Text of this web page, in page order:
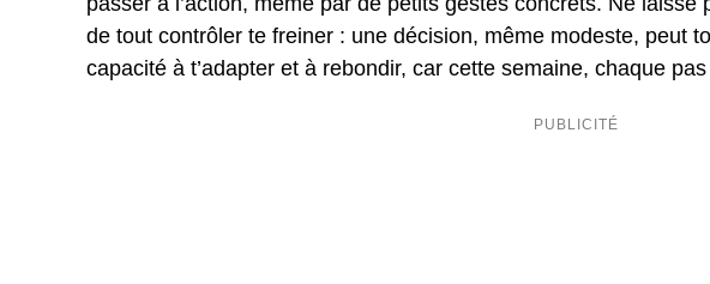
de tout contrôler te freiner : une décision, même modeste, peut
capacité à t’adapter et à rebondir, car cette semaine, chaque